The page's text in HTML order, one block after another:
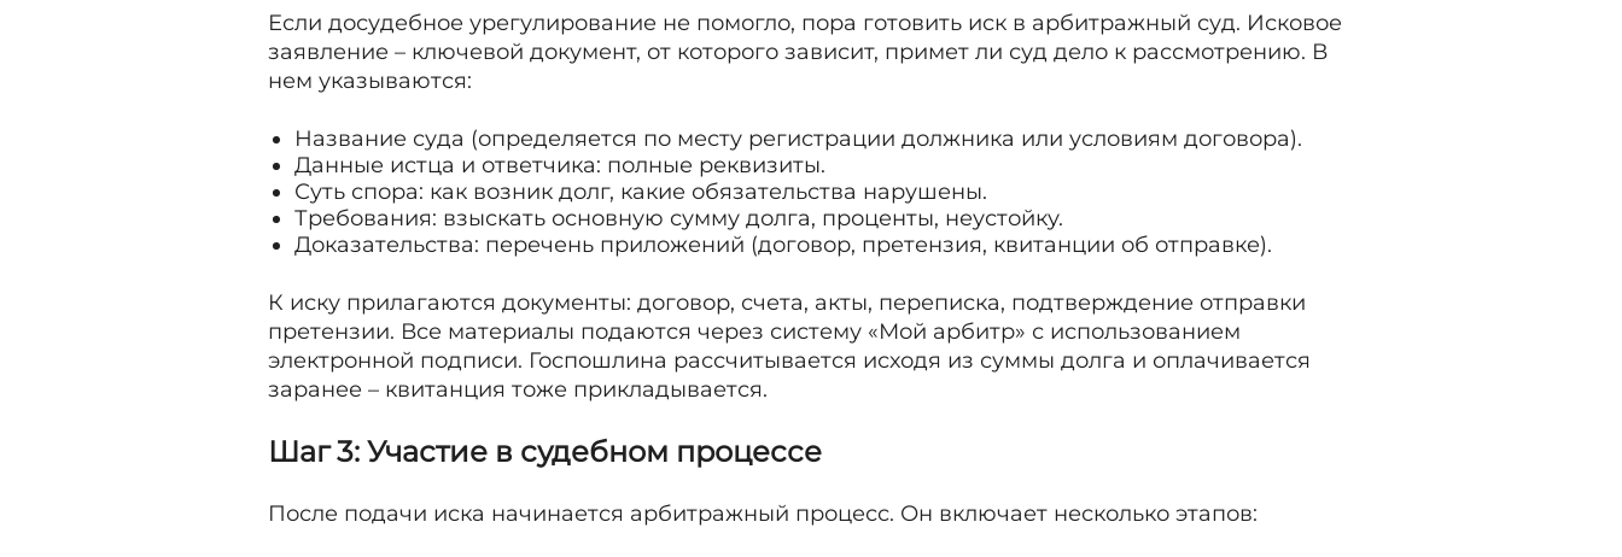
Если досудебное урегулирование не помогло, пора готовить иск в арбитражный суд. Исковое
заявление – ключевой документ, от которого зависит, примет ли суд дело к рассмотрению. В
нем указываются:
Название суда (определяется по месту регистрации должника или условиям договора).
Данные истца и ответчика: полные реквизиты.
Суть спора: как возник долг, какие обязательства нарушены.
Требования: взыскать основную сумму долга, проценты, неустойку.
Доказательства: перечень приложений (договор, претензия, квитанции об отправке).
К иску прилагаются документы: договор, счета, акты, переписка, подтверждение отправки
претензии. Все материалы подаются через систему «Мой арбитр» с использованием
электронной подписи. Госпошлина рассчитывается исходя из суммы долга и оплачивается
заранее – квитанция тоже прикладывается.
Шаг 3: Участие в судебном процессе
После подачи иска начинается арбитражный процесс. Он включает несколько этапов: